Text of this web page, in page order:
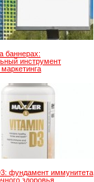
баннерах:
инструмент
фундамент иммунитета
здоровья